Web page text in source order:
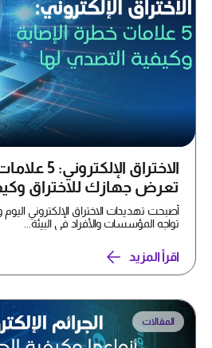
الاختراق
تعرض جهازك للاختراق
أصبحت تهديدات الاختراق الإلكتروني اليوم
تواجه المؤسسات والأفراد في البيئة...
اقرأ المزيد
المقالات